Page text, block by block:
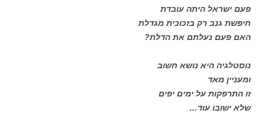
פעם ישראל היתה עובדת
חיפשת גנב רק בזכוכית מגדלת
האם פעם נעלתם את הדלת?
נוסטלגיה היא נושא חשוב
ומעניין מאד
זו התרפקות על ימים יפים
שלא ישובו עוד…